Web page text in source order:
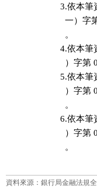
3.依本筆
一）字
  。
4.依本筆
）字第
5.依本筆
）字第
  。
6.依本筆
）字第
資料來源：銀行局金融法規